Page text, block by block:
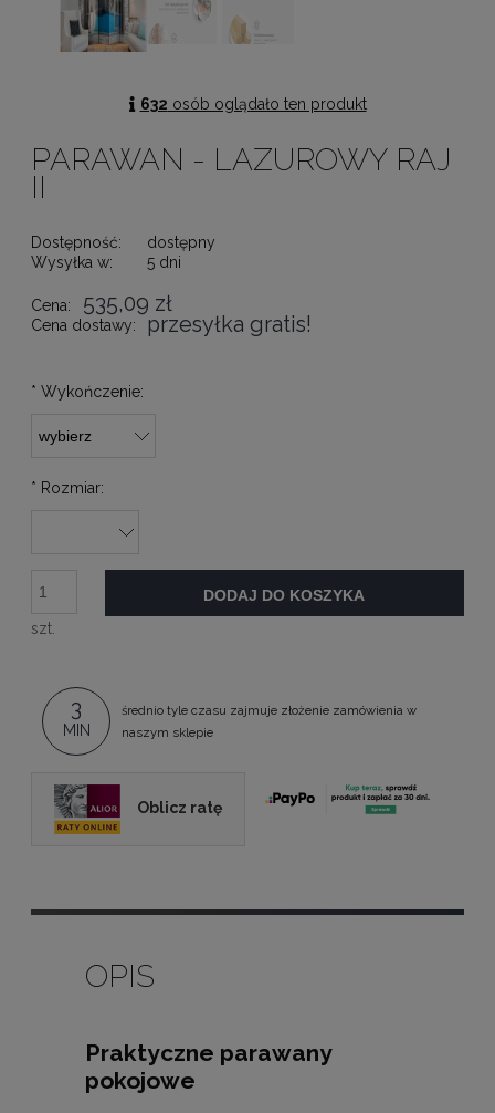
632 osób oglądało ten produkt
PARAWAN - LAZUROWY RAJ
II
Dostępność:
dostępny
Wysyłka w:
5 dni
Cena: 535,09 zł
Cena dostawy: przesyłka gratis!
* Wykończenie:
* Rozmiar:
szt.
DODAJ DO KOSZYKA
3
MIN
średnio tyle czasu zajmuje złożenie zamówienia w
naszym sklepie
Oblicz ratę
OPIS
Praktyczne parawany
pokojowe